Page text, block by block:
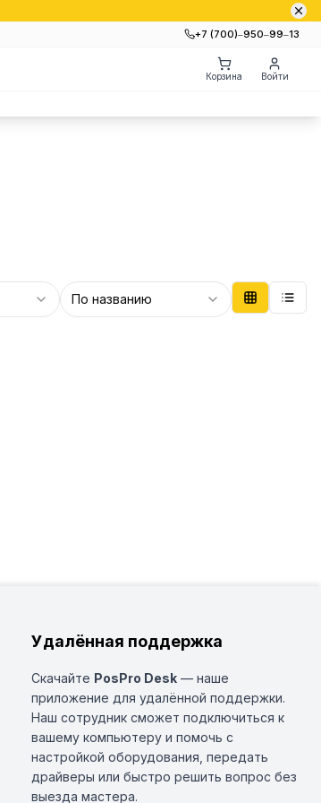
+7 (700)‒950‒99‒13
Корзина Войти
По названию
Удалённая поддержка
Скачайте PosPro Desk — наше
приложение для удалённой поддержки.
Наш сотрудник сможет подключиться к
вашему компьютеру и помочь с
настройкой оборудования, передать
драйверы или быстро решить вопрос без
выезда мастера.